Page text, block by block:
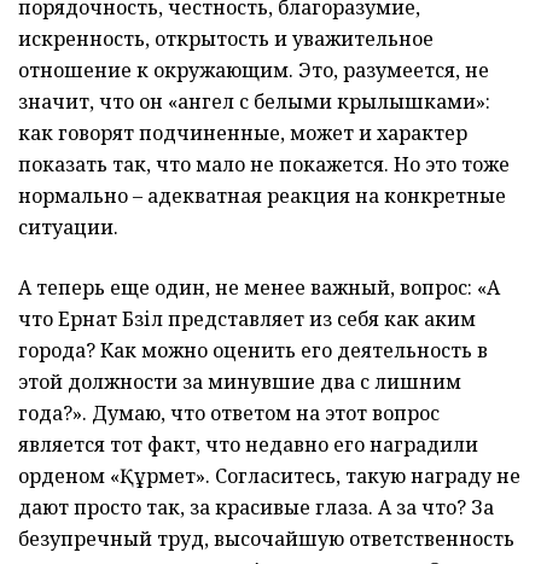
порядочность, честность, благоразумие,
искренность, открытость и уважительное
отношение к окружающим. Это, разумеется, не
значит, что он «ангел с белыми крылышками»:
как говорят подчиненные, может и характер
показать так, что мало не покажется. Но это тоже
нормально – адекватная реакция на конкретные
ситуации.
А теперь еще один, не менее важный, вопрос: «А
что Ернат Бәзіл представляет из себя как аким
города? Как можно оценить его деятельность в
этой должности за минувшие два с лишним
года?». Думаю, что ответом на этот вопрос
является тот факт, что недавно его наградили
орденом «Құрмет». Согласитесь, такую награду не
дают просто так, за красивые глаза. А за что? За
безупречный труд, высочайшую ответственность